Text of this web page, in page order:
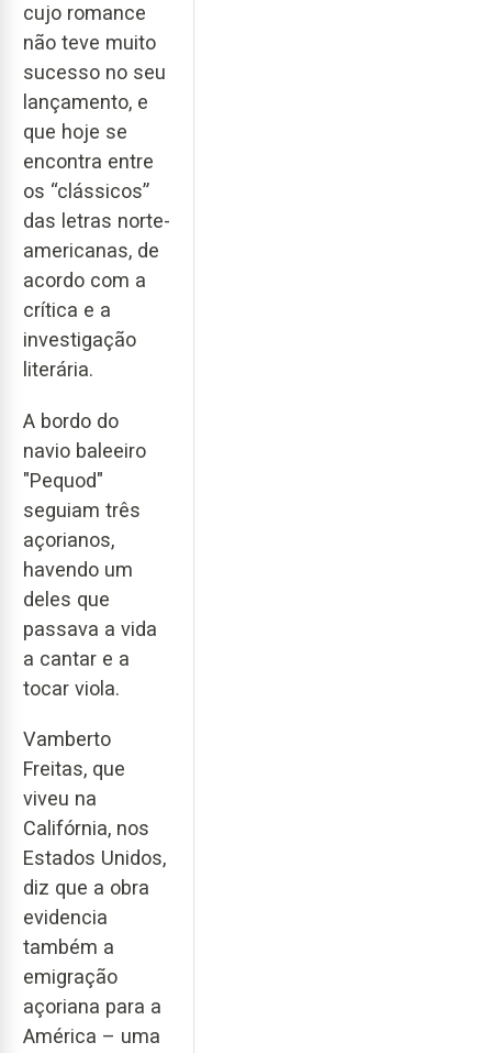
cujo romance
não teve muito
sucesso no seu
lançamento, e
que hoje se
encontra entre
os “clássicos”
das letras norte-
americanas, de
acordo com a
crítica e a
investigação
literária.
A bordo do
navio baleeiro
"Pequod"
seguiam três
açorianos,
havendo um
deles que
passava a vida
a cantar e a
tocar viola.
Vamberto
Freitas, que
viveu na
Califórnia, nos
Estados Unidos,
diz que a obra
evidencia
também a
emigração
açoriana para a
América – uma